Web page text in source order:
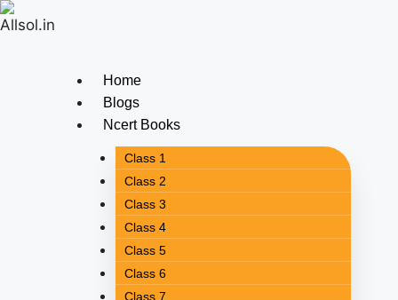
Home
Blogs
Ncert Books
Class 1
Class 2
Class 3
Class 4
Class 5
Class 6
Class 7